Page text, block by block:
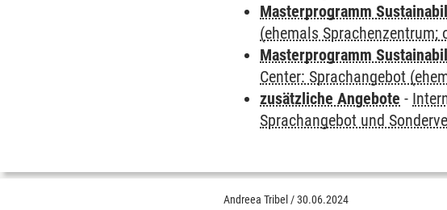
Masterprogramm
(ehemals Sprachenzentrum;
Masterprogramm
Center: Sprachangebot
zusätzliche Angebote -
Sprachangebot und
Andreea Tribel /30.06.2024